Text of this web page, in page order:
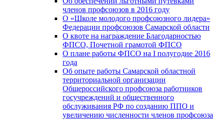
членов профсоюзов в 2016 году
О «Школе молодого профсоюзного лидера»
Федерации профсоюзов Самарской области
О квоте на награждение Благодарностью
ФПСО, Почетной грамотой ФПСО
О плане работы ФПСО на I полугодие 2016
года
Об опыте работы Самарской областной
территориальной организации
Общероссийского профсоюза работников
госучреждений и общественного
обслуживания РФ по созданию ППО и
увеличению численности членов профсоюза